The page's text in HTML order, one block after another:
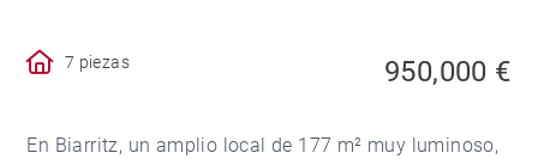
7 piezas 950,000 €
En Biarritz, un amplio local de 177 m² muy luminoso,